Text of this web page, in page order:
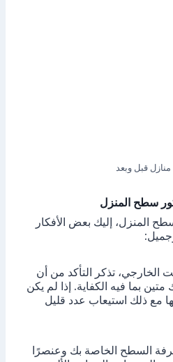
قبل وبعد
سطح المنزل
المنزل، إليك بعض الأفكار
الخارجي، تذكر التأكد من أن
بما فيه الكفاية. إذا لم يكن
مع ذلك استيعاب عدد قليل
السطح الخاصة بك وعنصرًا